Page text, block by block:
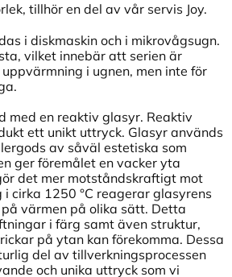
tillhör en del av vår servis Joy.
i diskmaskin och i mikrovågsugn.
vilket innebär att serien är
i ugnen, men inte för
med en reaktiv glasyr. Reaktiv
ett unikt uttryck. Glasyr används
av såväl estetiska som
ger föremålet en vacker yta
det mer motståndskraftigt mot
cirka 1250 °C reagerar glasyrens
värmen på olika sätt. Detta
i färg samt även struktur,
på ytan kan förekomma. Dessa
del av tillverkningsprocessen
och unika uttryck som vi